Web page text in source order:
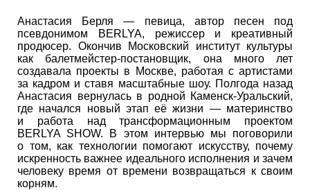
Анастасия Берля — певица, автор песен под
псевдонимом BERLYA, режиссер и креативный
продюсер. Окончив Московский институт культуры
как балетмейстер-постановщик, она много лет
создавала проекты в Москве, работая с артистами
за кадром и ставя масштабные шоу. Полгода назад
Анастасия вернулась в родной Каменск-Уральский,
где начался новый этап её жизни — материнство
и работа над трансформационным проектом
BERLYA SHOW. В этом интервью мы поговорили
о том, как технологии помогают искусству, почему
искренность важнее идеального исполнения и зачем
человеку время от времени возвращаться к своим
корням.